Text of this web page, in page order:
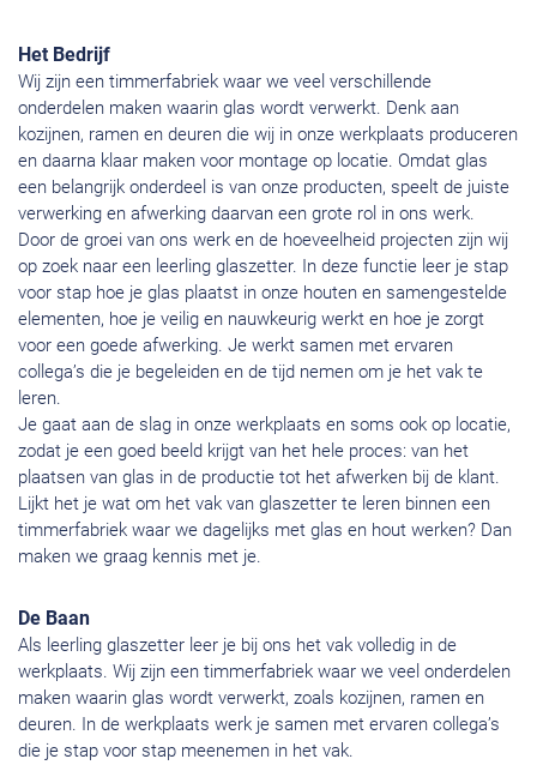
Het Bedrijf
Wij zijn een timmerfabriek waar we veel verschillende
onderdelen maken waarin glas wordt verwerkt. Denk aan
kozijnen, ramen en deuren die wij in onze werkplaats produceren
en daarna klaar maken voor montage op locatie. Omdat glas
een belangrijk onderdeel is van onze producten, speelt de juiste
verwerking en afwerking daarvan een grote rol in ons werk.
Door de groei van ons werk en de hoeveelheid projecten zijn wij
op zoek naar een leerling glaszetter. In deze functie leer je stap
voor stap hoe je glas plaatst in onze houten en samengestelde
elementen, hoe je veilig en nauwkeurig werkt en hoe je zorgt
voor een goede afwerking. Je werkt samen met ervaren
collega’s die je begeleiden en de tijd nemen om je het vak te
leren.
Je gaat aan de slag in onze werkplaats en soms ook op locatie,
zodat je een goed beeld krijgt van het hele proces: van het
plaatsen van glas in de productie tot het afwerken bij de klant.
Lijkt het je wat om het vak van glaszetter te leren binnen een
timmerfabriek waar we dagelijks met glas en hout werken? Dan
maken we graag kennis met je.
De Baan
Als leerling glaszetter leer je bij ons het vak volledig in de
werkplaats. Wij zijn een timmerfabriek waar we veel onderdelen
maken waarin glas wordt verwerkt, zoals kozijnen, ramen en
deuren. In de werkplaats werk je samen met ervaren collega’s
die je stap voor stap meenemen in het vak.